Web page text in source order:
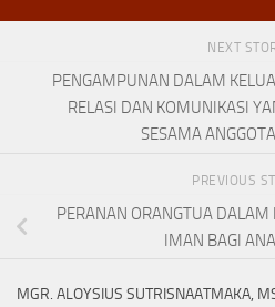
NEXT
PENGAMPUNAN DALAM
RELASI DAN KOMUNIKASI
SESAMA
PREVIOUS
PERANAN ORANGTUA
IMAN BAGI
MGR. ALOYSIUS SUTRISNAATMAKA,